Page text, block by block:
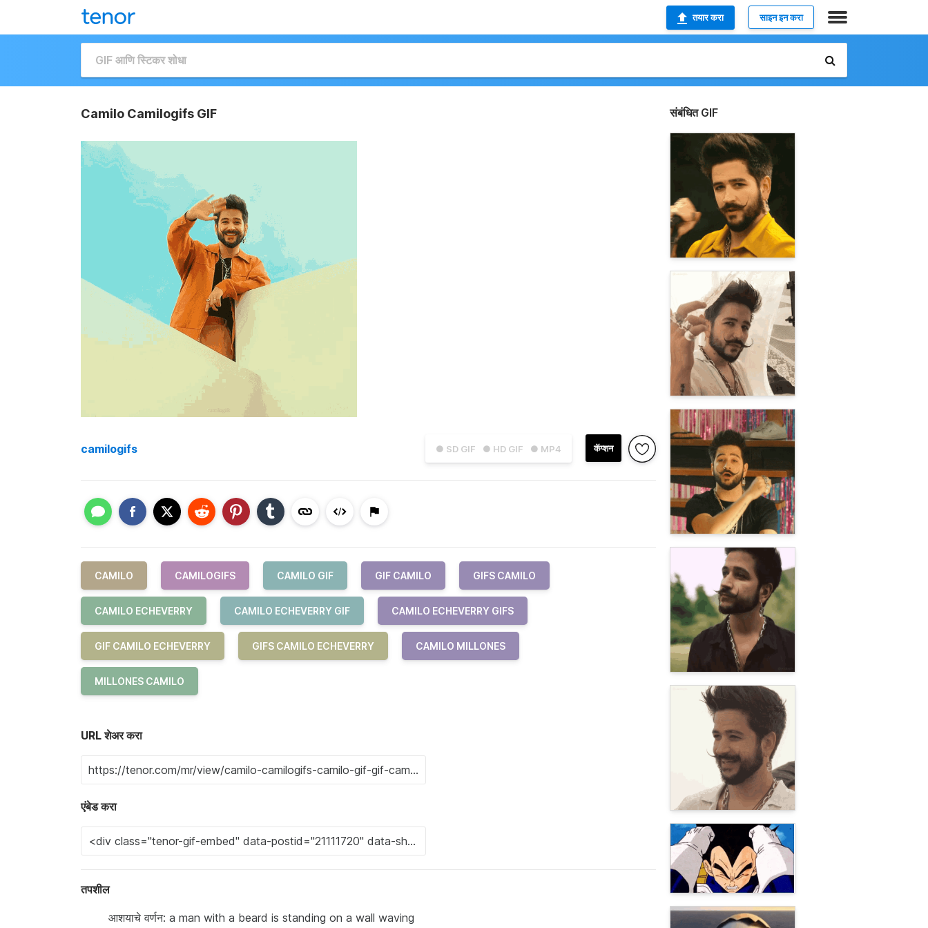
तयार करा साइन इन करा
Camilo Camilogifs GIF
● SD GIF ● HD GIF ● MP4 कॅप्शन
camilogifs
CAMILO CAMILOGIFS CAMILO GIF GIF CAMILO GIFS CAMILO
CAMILO ECHEVERRY CAMILO ECHEVERRY GIF CAMILO ECHEVERRY GIFS
GIF CAMILO ECHEVERRY GIFS CAMILO ECHEVERRY CAMILO MILLONES
MILLONES CAMILO
URL शेअर करा
एंबेड करा
तपशील
आशयाचे वर्णन: a man with a beard is standing on a wall waving
संबंधित GIF